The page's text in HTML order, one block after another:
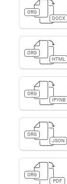
ORG
DOCX
ORG
HTML
ORG
IPYNB
ORG
JSON
ORG
PDF